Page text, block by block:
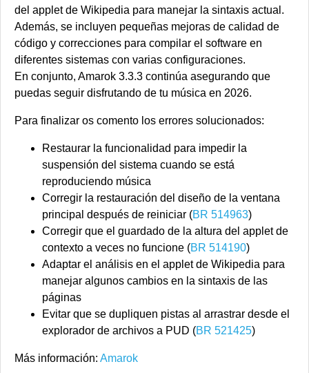
del applet de Wikipedia para manejar la sintaxis actual.
Además, se incluyen pequeñas mejoras de calidad de
código y correcciones para compilar el software en
diferentes sistemas con varias configuraciones.
En conjunto, Amarok 3.3.3 continúa asegurando que
puedas seguir disfrutando de tu música en 2026.
Para finalizar os comento los errores solucionados:
Restaurar la funcionalidad para impedir la
suspensión del sistema cuando se está
reproduciendo música
Corregir la restauración del diseño de la ventana
principal después de reiniciar (BR 514963)
Corregir que el guardado de la altura del applet de
contexto a veces no funcione (BR 514190)
Adaptar el análisis en el applet de Wikipedia para
manejar algunos cambios en la sintaxis de las
páginas
Evitar que se dupliquen pistas al arrastrar desde el
explorador de archivos a PUD (BR 521425)
Más información: Amarok